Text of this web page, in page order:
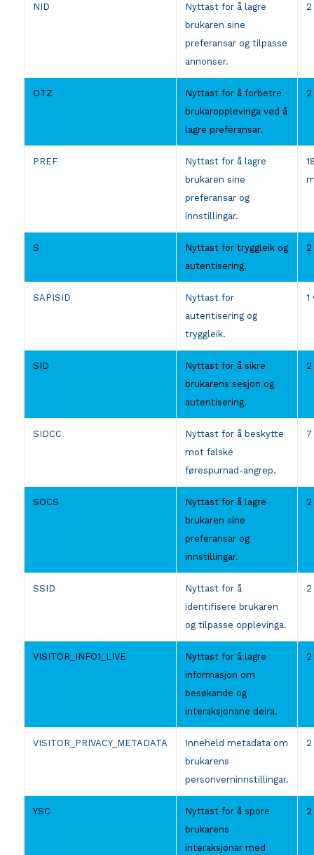
NID
Nyttast for å lagre
brukaren sine
preferansar og tilpasse
annonser.
2
OTZ
Nyttast for å forbetre
brukaropplevinga ved å
lagre preferansar.
2
PREF
Nyttast for å lagre
brukaren sine
preferansar og
innstillingar.
S
Nyttast for tryggleik og
autentisering.
2
SAPISID
Nyttast for
autentisering og
tryggleik.
1
SID
Nyttast for å sikre
brukarens sesjon og
autentisering.
2
SIDCC
Nyttast for å beskytte
mot falske
førespurnad-angrep.
7
SOCS
Nyttast for å lagre
brukaren sine
preferansar og
innstillingar.
2
SSID
Nyttast for å
identifisere brukaren
og tilpasse opplevinga.
2
VISITOR_INFO1_LIVE
Nyttast for å lagre
informasjon om
besøkande og
interaksjonane deira.
2
VISITOR_PRIVACY_METADATA
Inneheld metadata om
brukarens
personverninnstillingar.
2
YSC
Nyttast for å spore
brukarens
interaksjonar med
2